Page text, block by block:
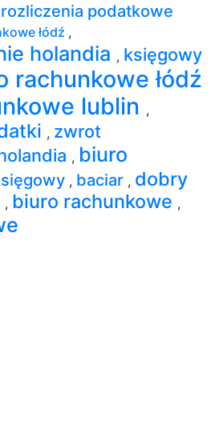
rozliczenia podatkowe
łódź ,
holandia , księgowy
rachunkowe łódź
lublin ,
, zwrot
, biuro
, baciar , dobry
, biuro rachunkowe ,